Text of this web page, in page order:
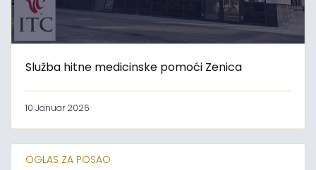
Služba hitne medicinske pomoći Zenica
10 Januar 2026
OGLAS ZA POSAO